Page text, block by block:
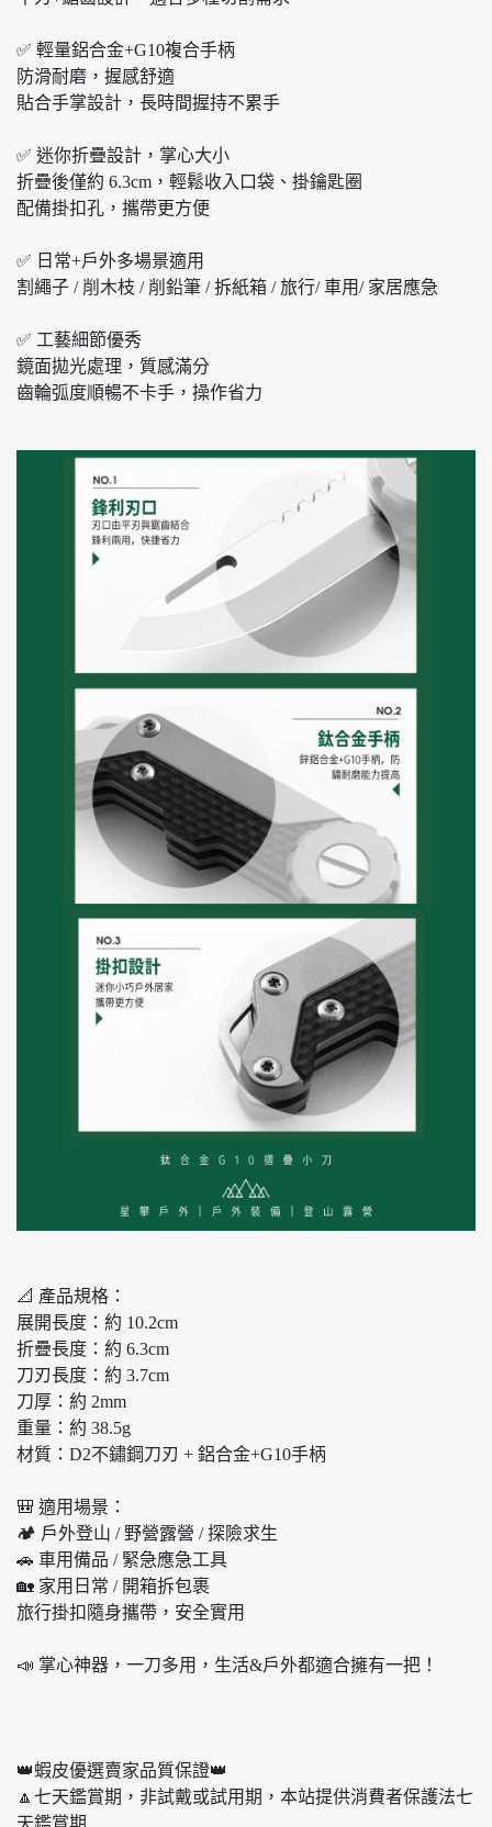
✅ 輕量鋁合金+G10複合手柄
防滑耐磨，握感舒適
貼合手掌設計，長時間握持不累手
✅ 迷你折疊設計，掌心大小
折疊後僅約 6.3cm，輕鬆收入口袋、掛鑰匙圈
配備掛扣孔，攜帶更方便
✅ 日常+戶外多場景適用
割繩子 / 削木枝 / 削鉛筆 / 拆紙箱 / 旅行/ 車用/ 家居應急
✅ 工藝細節優秀
鏡面拋光處理，質感滿分
齒輪弧度順暢不卡手，操作省力
📐 產品規格：
展開長度：約 10.2cm
折疊長度：約 6.3cm
刀刃長度：約 3.7cm
刀厚：約 2mm
重量：約 38.5g
材質：D2不鏽鋼刀刃 + 鋁合金+G10手柄
🎒 適用場景：
🏕 戶外登山 / 野營露營 / 探險求生
🚗 車用備品 / 緊急應急工具
🏡 家用日常 / 開箱拆包裹
旅行掛扣隨身攜帶，安全實用
📣 掌心神器，一刀多用，生活&戶外都適合擁有一把！
👑蝦皮優選賣家品質保證👑
🔼七天鑑賞期，非試戴或試用期，本站提供消費者保護法七
天鑑賞期